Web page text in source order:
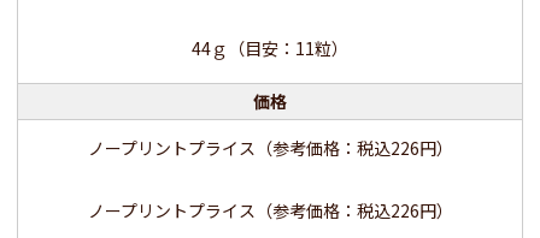
44ｇ（目安：11粒）
価格
ノープリントプライス（参考価格：税込226円）
ノープリントプライス（参考価格：税込226円）